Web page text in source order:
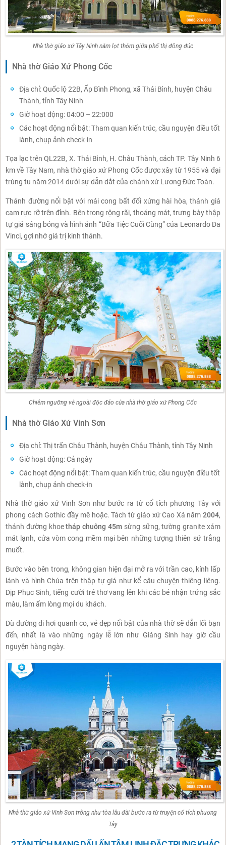
Nhà thờ giáo xứ Tây Ninh nằm lọt thỏm giữa phố thị đông đúc
Nhà thờ Giáo Xứ Phong Cốc
Địa chỉ: Quốc lộ 22B, Ấp Bình Phong, xã Thái Bình, huyện Châu
Thành, tỉnh Tây Ninh
Giờ hoạt động: 04:00 – 22:000
Các hoạt động nổi bật: Tham quan kiến trúc, cầu nguyện điều tốt
lành, chụp ảnh check-in
Tọa lạc trên QL22B, X. Thái Bình, H. Châu Thành, cách TP. Tây Ninh 6
km về Tây Nam, nhà thờ giáo xứ Phong Cốc được xây từ 1955 và đại
trùng tu năm 2014 dưới sự dẫn dắt của chánh xứ Lương Đức Toàn.
Thánh đường nổi bật với mái cong bất đối xứng hài hòa, thánh giá
cam rực rỡ trên đỉnh. Bên trong rộng rãi, thoáng mát, trưng bày thập
tự giá sáng bóng và hình ảnh “Bữa Tiệc Cuối Cùng” của Leonardo Da
Vinci, gợi nhớ giá trị kinh thánh.
Chiêm ngưỡng vẻ ngoài độc đáo của nhà thờ giáo xứ Phong Cốc
Nhà thờ Giáo Xứ Vinh Sơn
Địa chỉ: Thị trấn Châu Thành, huyện Châu Thành, tỉnh Tây Ninh
Giờ hoạt động: Cả ngày
Các hoạt động nổi bật: Tham quan kiến trúc, cầu nguyện điều tốt
lành, chụp ảnh check-in
Nhà thờ giáo xứ Vinh Sơn như bước ra từ cổ tích phương Tây với
phong cách Gothic đầy mê hoặc. Tách từ giáo xứ Cao Xá năm 2004,
thánh đường khoetháp chuông 45m sừng sững, tường granite xám
mát lạnh, cửa vòm cong mềm mại bên những tượng thiên sứ trắng
muốt.
Bước vào bên trong, không gian hiện đại mở ra với trần cao, kính lấp
lánh và hình Chúa trên thập tự giá như kể câu chuyện thiêng liêng.
Dịp Phục Sinh, tiếng cười trẻ thơ vang lên khi các bé nhận trứng sắc
màu, làm ấm lòng mọi du khách.
Dù đường đi hơi quanh co, vẻ đẹp nổi bật của nhà thờ sẽ dẫn lối bạn
đến, nhất là vào những ngày lễ lớn như Giáng Sinh hay giờ cầu
nguyện hàng ngày.
Nhà thờ giáo xứ Vinh Sơn trông như tòa lâu đài bước ra từ truyện cổ tích phương
Tây